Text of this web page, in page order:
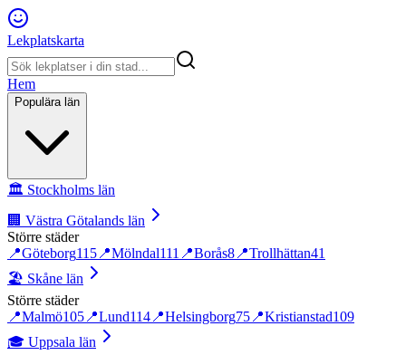
Lekplatskarta
Hem
Populära län
🏛️ Stockholms län
🏢 Västra Götalands län
Större städer
📍Göteborg115 📍Mölndal111 📍Borås8 📍Trollhättan41
🏖️ Skåne län
Större städer
📍Malmö105 📍Lund114 📍Helsingborg75 📍Kristianstad109
🎓 Uppsala län